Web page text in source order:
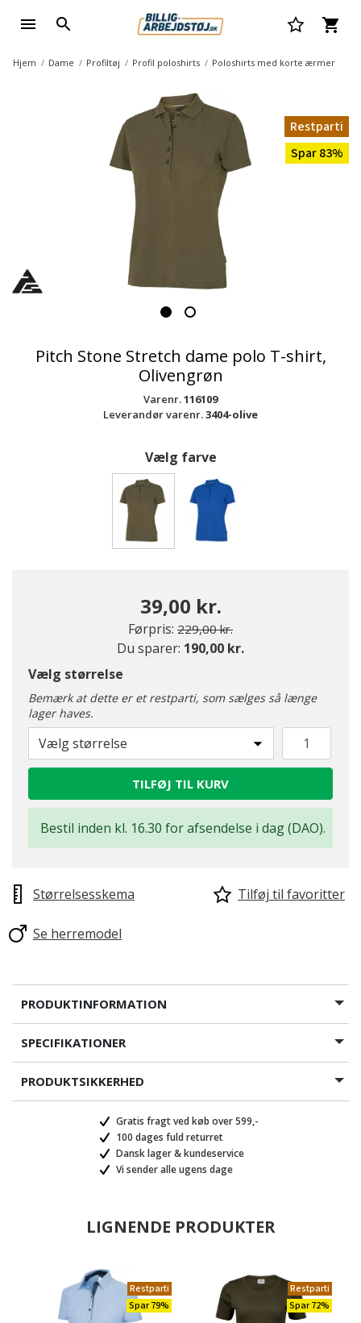
Hjem Dame Profiltøj Profil poloshirts Poloshirts med korte ærmer
Restparti
Spar 83%
Pitch Stone Stretch dame polo T-shirt,
Olivengrøn
Varenr.116109
Leverandør varenr.3404-olive
Vælg farve
39,00 kr.
Førpris: Pris nedsat fra
229,00 kr.til
Du sparer: 190,00 kr.
Vælg størrelse
Bemærk at dette er et restparti, som sælges så længe
lager haves.
Vælg størrelse
TILFØJ TIL KURV
Bestil inden kl. 16.30 for afsendelse i dag (DAO).
Størrelsesskema Tilføj til favoritter
Se herremodel
PRODUKTINFORMATION
SPECIFIKATIONER
PRODUKTSIKKERHED
Gratis fragt ved køb over 599,-
100 dages fuld returret
Dansk lager & kundeservice
Vi sender alle ugens dage
LIGNENDE PRODUKTER
Restparti
Spar 79%
Restparti
Spar 72%